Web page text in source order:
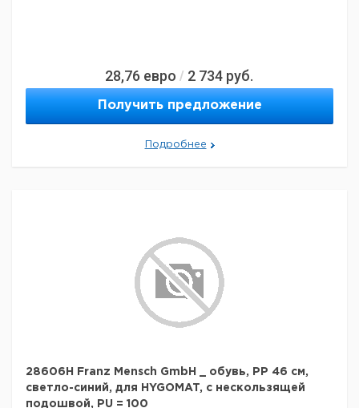
28,76 евро / 2 734 руб.
Получить предложение
Подробнее
28606H Franz Mensch GmbH _ обувь, PP 46 см,
светло-синий, для HYGOMAT, с нескользящей
подошвой, PU = 100